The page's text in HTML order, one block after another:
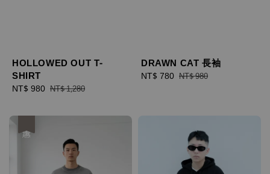
HOLLOWED OUT T-
SHIRT
Sale
NT$ 980 Regular
NT$ 1,280
DRAWN CAT 長袖
Sale
NT$ 780 Regular
NT$ 980